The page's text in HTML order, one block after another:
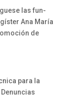
las fun-
Ana María
de
para la